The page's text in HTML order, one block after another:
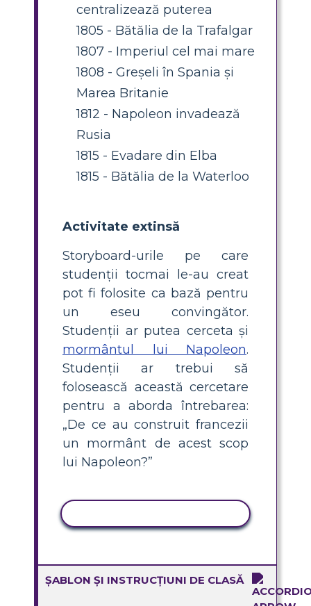
centralizează puterea
1805 - Bătălia de la Trafalgar
1807 - Imperiul cel mai mare
1808 - Greșeli în Spania și
Marea Britanie
1812 - Napoleon invadează
Rusia
1815 - Evadare din Elba
1815 - Bătălia de la Waterloo
Activitate extinsă
Storyboard-urile pe care
studenții tocmai le-au creat
pot fi folosite ca bază pentru
un eseu convingător.
Studenții ar putea cerceta și
mormântul lui Napoleon.
Studenții ar trebui să
folosească această cercetare
pentru a aborda întrebarea:
„De ce au construit francezii
un mormânt de acest scop
lui Napoleon?”
ȘABLON ȘI INSTRUCȚIUNI DE CLASĂ